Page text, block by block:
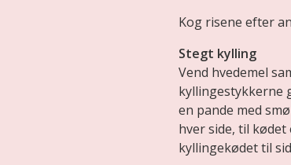
Kog risene efter
Stegt kylling
Vend hvedemel
kyllingestykkerne
en pande med
hver side, til
kyllingekødet til